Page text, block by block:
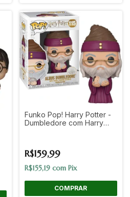
Funko Pop! Harry Potter -
Dumbledore com Harry
R$159,99
R$155,19 com Pix